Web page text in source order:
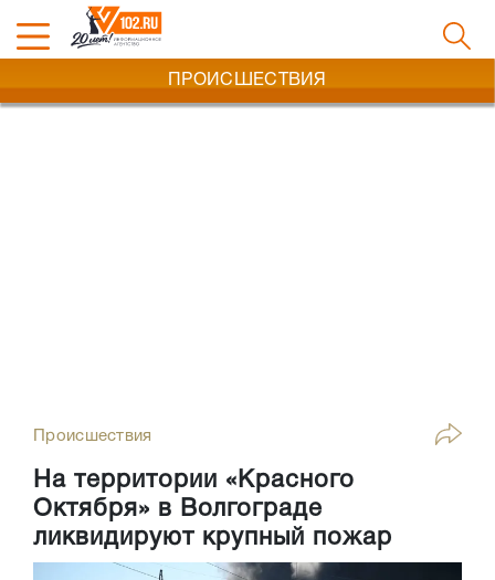
ПРОИСШЕСТВИЯ
Происшествия
На территории «Красного
Октября» в Волгограде
ликвидируют крупный пожар